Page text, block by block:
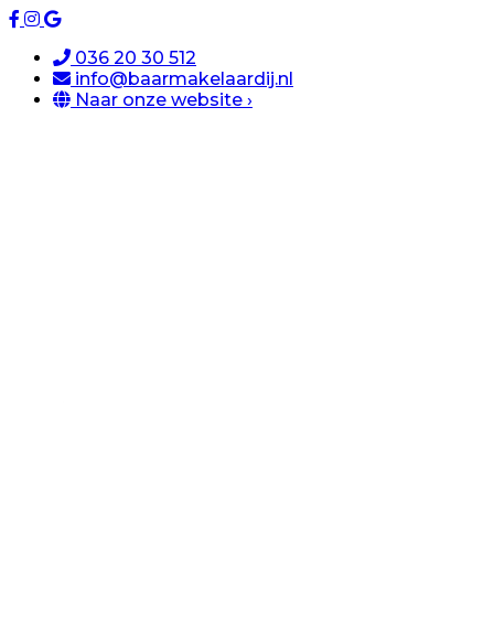
036 20 30 512
info@baarmakelaardij.nl
Naar onze website ›